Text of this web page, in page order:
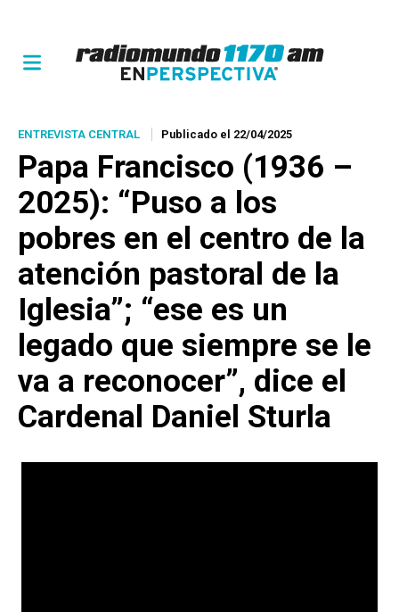
ENTREVISTA CENTRAL Publicado el 22/04/2025
Papa Francisco (1936 –
2025): “Puso a los
pobres en el centro de la
atención pastoral de la
Iglesia”; “ese es un
legado que siempre se le
va a reconocer”, dice el
Cardenal Daniel Sturla